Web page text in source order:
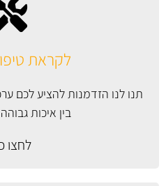
לקראת
תנו לנו הזדמנות להציע לכם
בין איכות
לחצו